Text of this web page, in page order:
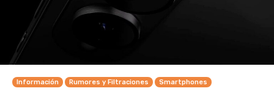
Información Rumores y Filtraciones Smartphones